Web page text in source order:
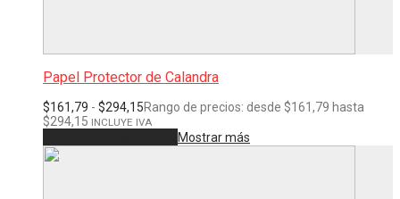
Papel Protector de Calandra
$161,79 - $294,15Rango de precios: desde $161,79 hasta
$294,15 INCLUYE IVA
Mostrar más